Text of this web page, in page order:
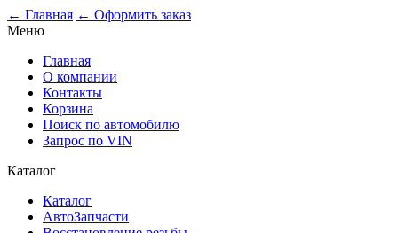
← Главная ← Оформить заказ
Меню
Главная
О компании
Контакты
Корзина
Поиск по автомобилю
Запрос по VIN
Каталог
Каталог
АвтоЗапчасти